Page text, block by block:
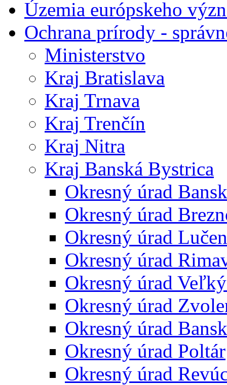
Územia európskeho
Ochrana prírody -
Ministerstvo
Kraj Bratislava
Kraj Trnava
Kraj Trenčín
Kraj Nitra
Kraj Banská Bystrica
Okresný úrad
Okresný úrad
Okresný úrad
Okresný úrad
Okresný úrad
Okresný úrad
Okresný úrad
Okresný úrad Poltár
Okresný úrad